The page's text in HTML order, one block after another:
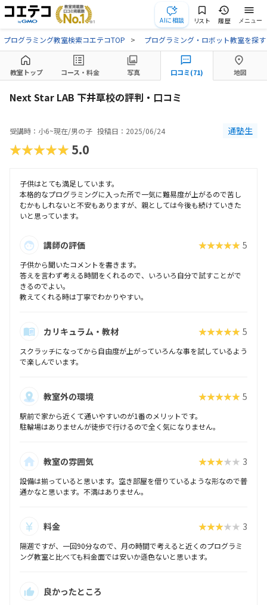
AIに相談 リスト 履歴 メニュー
プログラミング教室検索コエテコTOP プログラミング・ロボット教室を探す
教室トップ コース・料金 写真 口コミ(71) 地図
Next Star LAB 下井草校の評判・口コミ
受講時：小6~現在/男の子 投稿日：2025/06/24 通塾生
★★★★★5.0
子供はとても満足しています。
本格的なプログラミングに入った所で一気に難易度が上がるので苦し
むかもしれないと不安もありますが、親としては今後も続けていきた
いと思っています。
講師の評価 ★★★★★ 5
子供から聞いたコメントを書きます。
答えを言わず考える時間をくれるので、いろいろ自分で試すことがで
きるのでよい。
教えてくれる時は丁寧でわかりやすい。
カリキュラム・教材 ★★★★★ 5
スクラッチになってから自由度が上がっていろんな事を試しているよう
で楽しんでいます。
教室外の環境 ★★★★★ 5
駅前で家から近くて通いやすいのが1番のメリットです。
駐輪場はありませんが徒歩で行けるので全く気になりません。
教室の雰囲気 ★★★★★ 3
設備は揃っていると思います。空き部屋を借りているような形なので普
通かなと思います。不満はありません。
料金 ★★★★★ 3
隔週ですが、一回90分なので、月の時間で考えると近くのプログラミ
ング教室と比べても料金面では安いか遜色ないと思います。
良かったところ